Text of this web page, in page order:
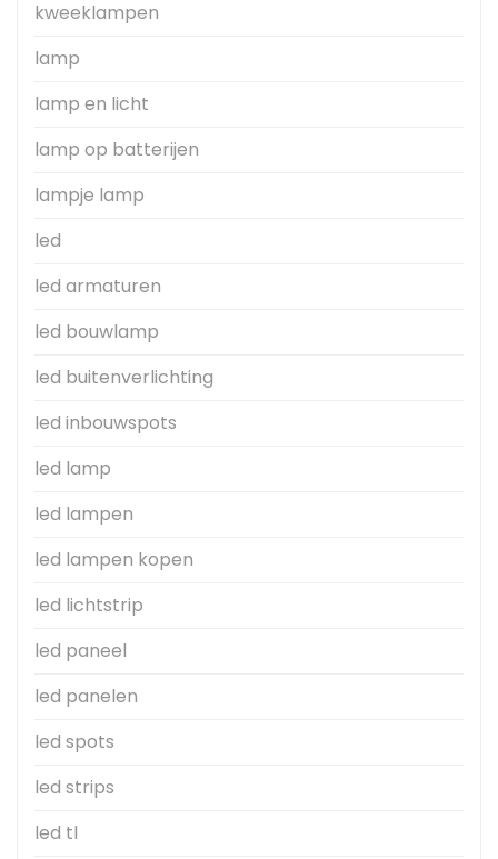
kweeklampen
lamp
lamp en licht
lamp op batterijen
lampje lamp
led
led armaturen
led bouwlamp
led buitenverlichting
led inbouwspots
led lamp
led lampen
led lampen kopen
led lichtstrip
led paneel
led panelen
led spots
led strips
led tl